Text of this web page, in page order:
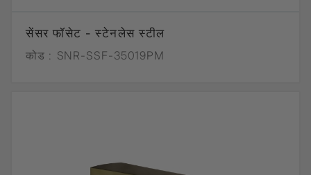
सेंसर फॉसेट - स्टेनलेस स्टील
कोड : SNR-SSF-35019PM